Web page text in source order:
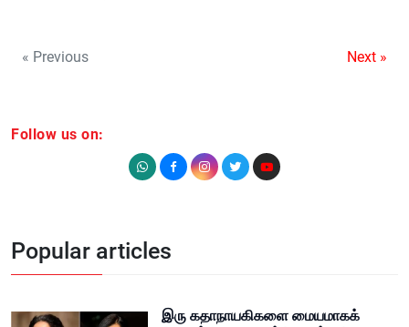
« Previous Next »
Follow us on:
Popular articles
இரு கதாநாயகிகளை மையமாகக்